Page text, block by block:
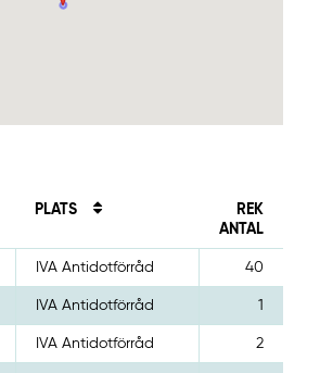
PLATS
REK
ANTAL
IVA Antidotförråd 40
IVA Antidotförråd 1
IVA Antidotförråd 2